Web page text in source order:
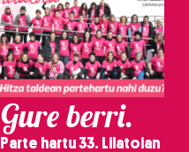
Gure berri.
Parte hartu 33. Lilatoian